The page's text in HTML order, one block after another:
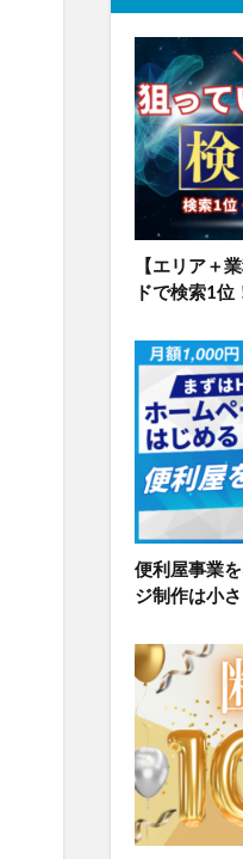
【エリア＋
ドで検索1位
便利屋事業
ジ制作は小